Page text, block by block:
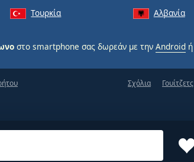
Τουρκία Αλβανία
στο smartphone σας δωρεάν με την Android ή
Σχόλια Γουίτζετς